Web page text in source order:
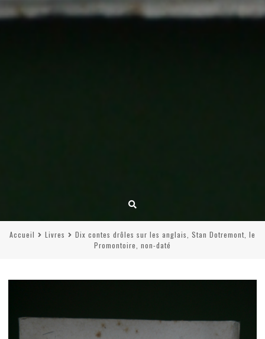
Accueil Livres
Dix contes drôles sur les anglais, Stan Dotremont, le
Promontoire, non-daté